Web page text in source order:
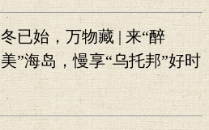
冬已始，万物藏 | 来“醉
美”海岛，慢享“乌托邦”好时
光